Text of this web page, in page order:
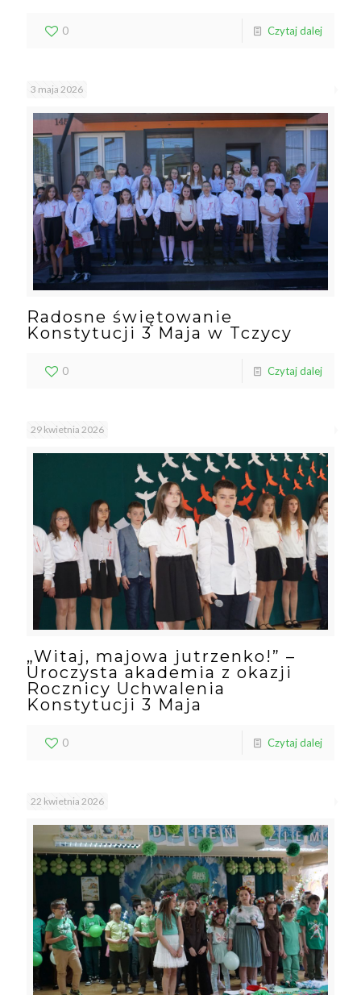
0 Czytaj dalej
3 maja 2026
Radosne świętowanie
Konstytucji 3 Maja w Tczycy
0 Czytaj dalej
29 kwietnia 2026
„Witaj, majowa jutrzenko!” –
Uroczysta akademia z okazji
Rocznicy Uchwalenia
Konstytucji 3 Maja
0 Czytaj dalej
22 kwietnia 2026